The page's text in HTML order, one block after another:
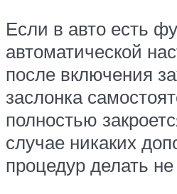
Если в авто есть
автоматической
после включения
заслонка
полностью
случае никаких
процедур делать